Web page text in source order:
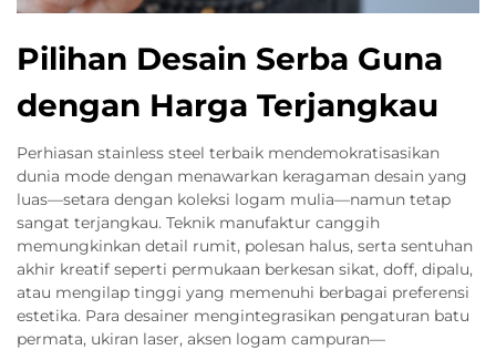
Pilihan Desain Serba Guna
dengan Harga Terjangkau
Perhiasan stainless steel terbaik mendemokratisasikan
dunia mode dengan menawarkan keragaman desain yang
luas—setara dengan koleksi logam mulia—namun tetap
sangat terjangkau. Teknik manufaktur canggih
memungkinkan detail rumit, polesan halus, serta sentuhan
akhir kreatif seperti permukaan berkesan sikat, doff, dipalu,
atau mengilap tinggi yang memenuhi berbagai preferensi
estetika. Para desainer mengintegrasikan pengaturan batu
permata, ukiran laser, aksen logam campuran—